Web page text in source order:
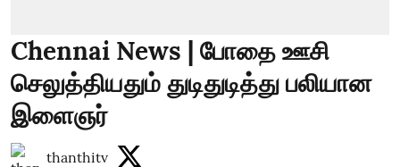
Chennai News | போதை ஊசி
செலுத்தியதும் துடிதுடித்து பலியான
இளைஞர்
thanthitv